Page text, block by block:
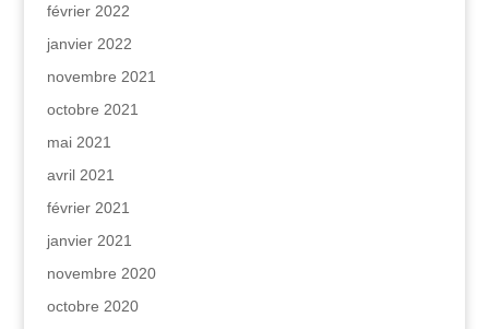
février 2022
janvier 2022
novembre 2021
octobre 2021
mai 2021
avril 2021
février 2021
janvier 2021
novembre 2020
octobre 2020